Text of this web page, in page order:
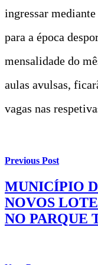
ingressar
para a época
mensalidade do
aulas avulsas,
vagas nas
Previous Post
MUNICÍPIO
NOVOS
NO PARQUE